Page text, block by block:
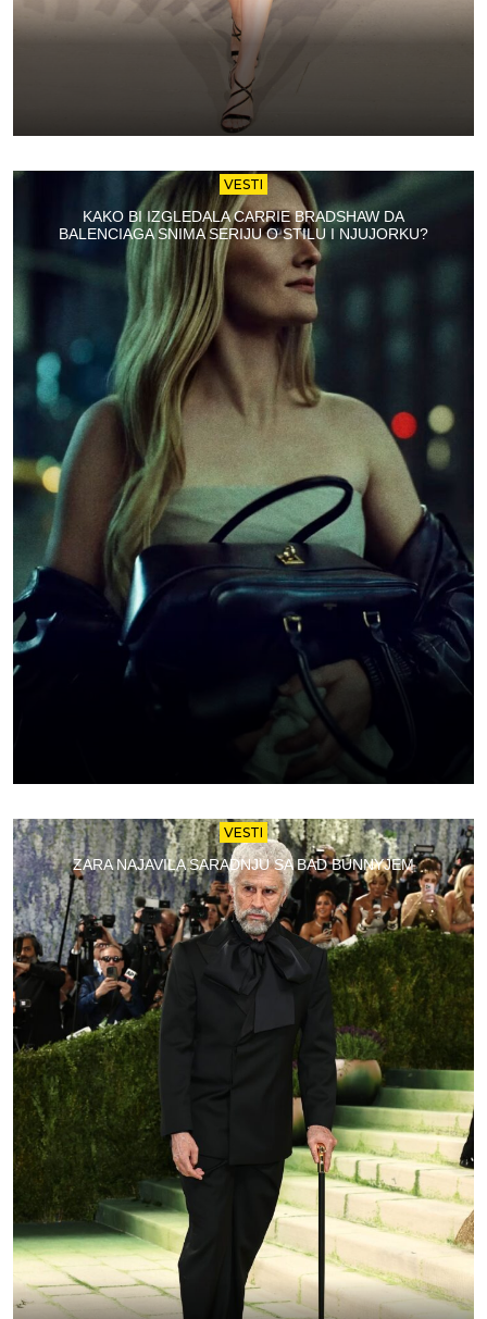
VESTI
KAKO BI IZGLEDALA CARRIE BRADSHAW DA
BALENCIAGA SNIMA SERIJU O STILU I NJUJORKU?
VESTI
ZARA NAJAVILA SARADNJU SA BAD BUNNYJEM